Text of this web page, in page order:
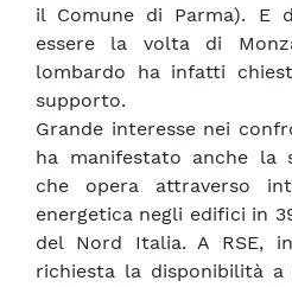
il Comune di Parma). E
essere la volta di
lombardo ha infatti
supporto.
Grande interesse nei
ha manifestato anche la
che opera attraverso
energetica negli edifici in
del Nord Italia. A RSE,
richiesta la disponibilità